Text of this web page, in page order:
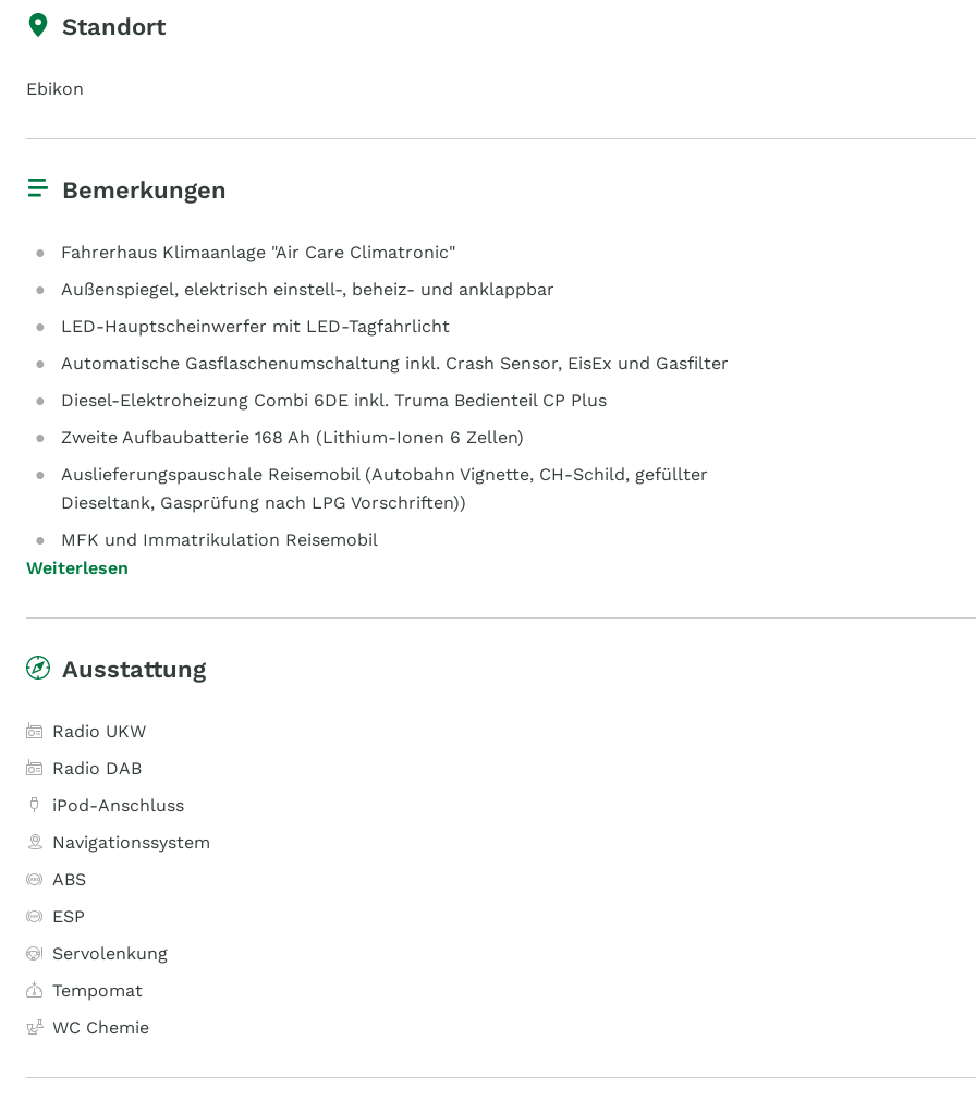
Standort
Ebikon
Bemerkungen
Fahrerhaus Klimaanlage "Air Care Climatronic"
Außenspiegel, elektrisch einstell-, beheiz- und anklappbar
LED-Hauptscheinwerfer mit LED-Tagfahrlicht
Automatische Gasflaschenumschaltung inkl. Crash Sensor, EisEx und Gasfilter
Diesel-Elektroheizung Combi 6DE inkl. Truma Bedienteil CP Plus
Zweite Aufbaubatterie 168 Ah (Lithium-Ionen 6 Zellen)
Auslieferungspauschale Reisemobil (Autobahn Vignette, CH-Schild, gefüllter
Dieseltank, Gasprüfung nach LPG Vorschriften))
MFK und Immatrikulation Reisemobil
Weiterlesen
Ausstattung
Radio UKW
Radio DAB
iPod-Anschluss
Navigationssystem
ABS
ESP
Servolenkung
Tempomat
WC Chemie